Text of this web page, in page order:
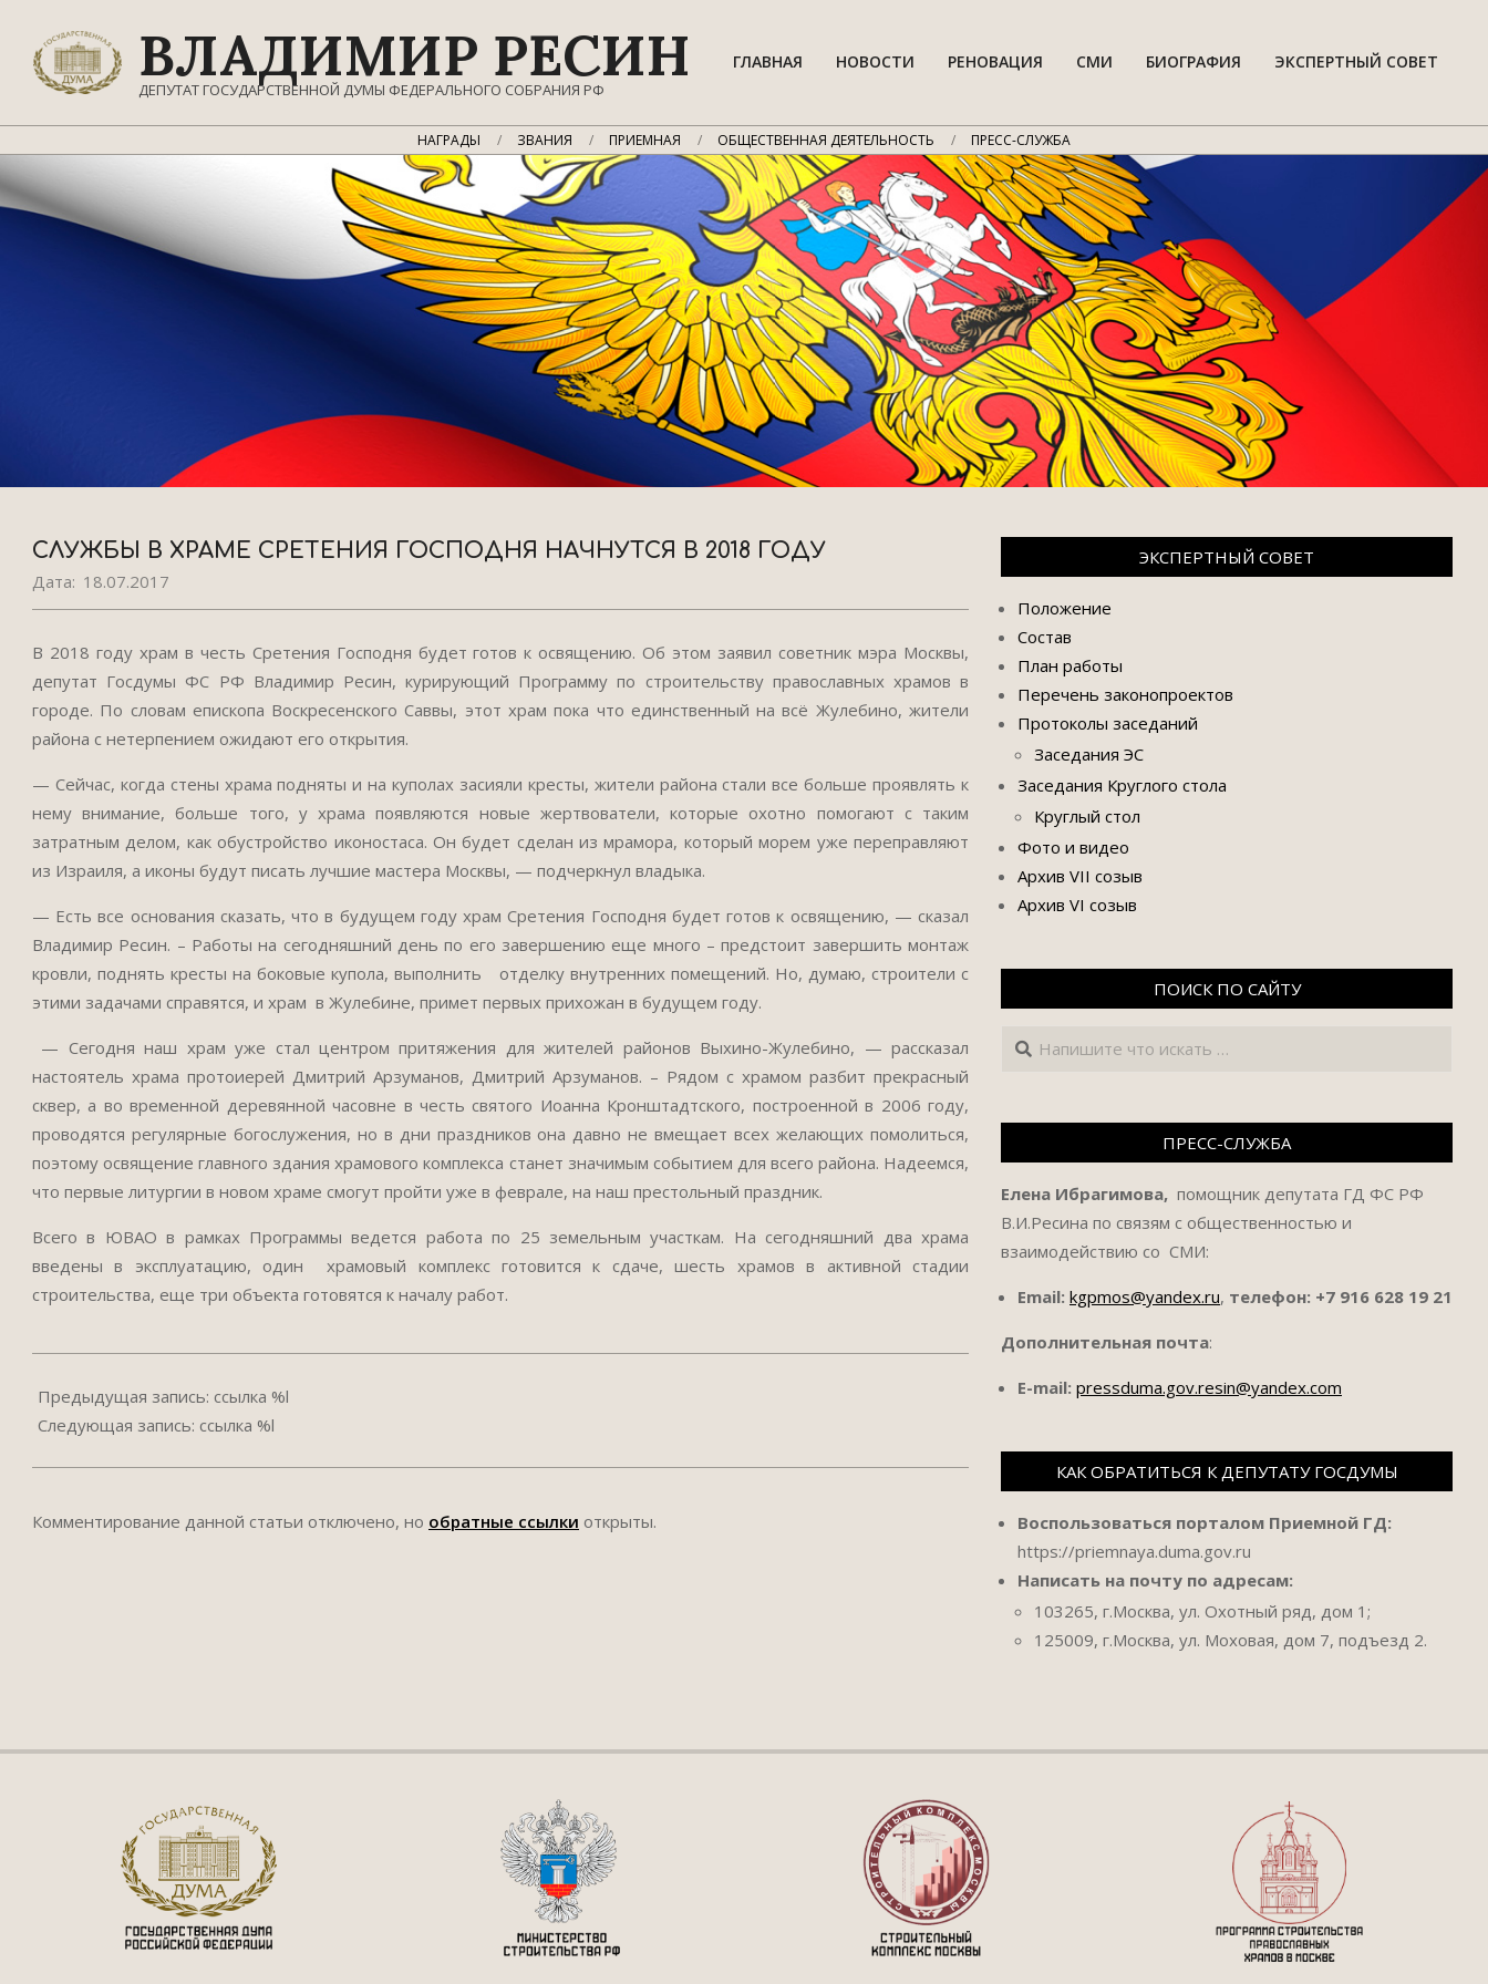
содержимому
ВЛАДИМИР РЕСИН
ДЕПУТАТ ГОСУДАРСТВЕННОЙ ДУМЫ ФЕДЕРАЛЬНОГО СОБРАНИЯ РФ
ГЛАВНАЯ НОВОСТИ РЕНОВАЦИЯ СМИ БИОГРАФИЯ ЭКСПЕРТНЫЙ СОВЕТ
НАГРАДЫ ЗВАНИЯ ПРИЕМНАЯ ОБЩЕСТВЕННАЯ ДЕЯТЕЛЬНОСТЬ ПРЕСС-СЛУЖБА
СЛУЖБЫ В ХРАМЕ СРЕТЕНИЯ ГОСПОДНЯ НАЧНУТСЯ В 2018 ГОДУ
Дата: 18.07.2017
В 2018 году храм в честь Сретения Господня будет готов к освящению. Об этом заявил советник мэра Москвы,
депутат Госдумы ФС РФ Владимир Ресин, курирующий Программу по строительству православных храмов в
городе. По словам епископа Воскресенского Саввы, этот храм пока что единственный на всё Жулебино, жители
района с нетерпением ожидают его открытия.
— Сейчас, когда стены храма подняты и на куполах засияли кресты, жители района стали все больше проявлять к
нему внимание, больше того, у храма появляются новые жертвователи, которые охотно помогают с таким
затратным делом, как обустройство иконостаса. Он будет сделан из мрамора, который морем уже переправляют
из Израиля, а иконы будут писать лучшие мастера Москвы, — подчеркнул владыка.
— Есть все основания сказать, что в будущем году храм Сретения Господня будет готов к освящению, — сказал
Владимир Ресин. – Работы на сегодняшний день по его завершению еще много – предстоит завершить монтаж
кровли, поднять кресты на боковые купола, выполнить отделку внутренних помещений. Но, думаю, строители с
этими задачами справятся, и храм в Жулебине, примет первых прихожан в будущем году.
— Сегодня наш храм уже стал центром притяжения для жителей районов Выхино-Жулебино, — рассказал
настоятель храма протоиерей Дмитрий Арзуманов, Дмитрий Арзуманов. – Рядом с храмом разбит прекрасный
сквер, а во временной деревянной часовне в честь святого Иоанна Кронштадтского, построенной в 2006 году,
проводятся регулярные богослужения, но в дни праздников она давно не вмещает всех желающих помолиться,
поэтому освящение главного здания храмового комплекса станет значимым событием для всего района. Надеемся,
что первые литургии в новом храме смогут пройти уже в феврале, на наш престольный праздник.
Всего в ЮВАО в рамках Программы ведется работа по 25 земельным участкам. На сегодняшний два храма
введены в эксплуатацию, один храмовый комплекс готовится к сдаче, шесть храмов в активной стадии
строительства, еще три объекта готовятся к началу работ.
07-
18
Предыдущая запись: ссылка %l
Следующая запись: ссылка %l
Комментирование данной статьи отключено, но обратные ссылки открыты.
ЭКСПЕРТНЫЙ СОВЕТ
Положение
Состав
План работы
Перечень законопроектов
Протоколы заседаний
Заседания ЭС
Заседания Круглого стола
Круглый стол
Фото и видео
Архив VII созыв
Архив VI созыв
ПОИСК ПО САЙТУ
Поиск
ПРЕСС-СЛУЖБА
Елена Ибрагимова, помощник депутата ГД ФС РФ
В.И.Ресина по связям с общественностью и
взаимодействию со СМИ:
Email: kgpmos@yandex.ru, телефон: +7 916 628 19 21
Дополнительная почта:
E-mail: pressduma.gov.resin@yandex.com
КАК ОБРАТИТЬСЯ К ДЕПУТАТУ ГОСДУМЫ
Воспользоваться порталом Приемной ГД:
https://priemnaya.duma.gov.ru
Написать на почту по адресам:
103265, г.Москва, ул. Охотный ряд, дом 1;
125009, г.Москва, ул. Моховая, дом 7, подъезд 2.